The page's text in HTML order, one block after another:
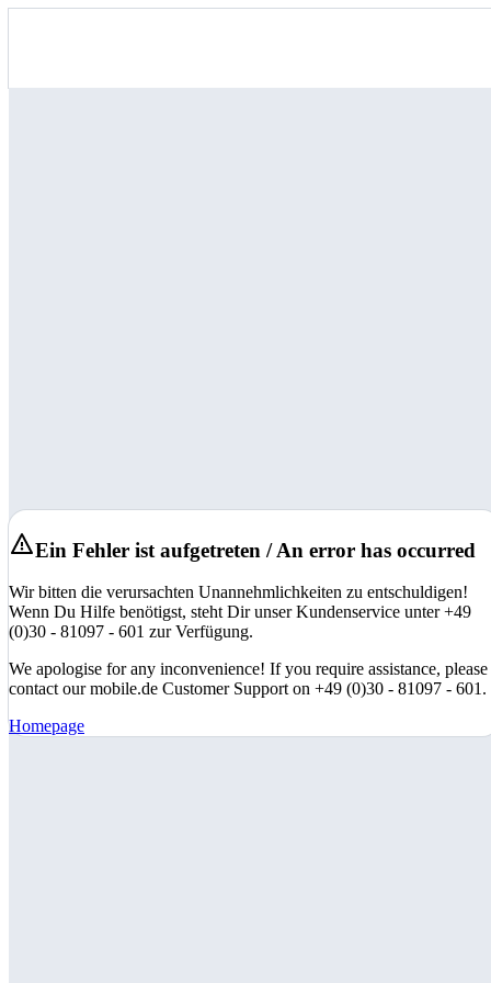
Ein Fehler ist aufgetreten / An error has occurred
Wir bitten die verursachten Unannehmlichkeiten zu entschuldigen!
Wenn Du Hilfe benötigst, steht Dir unser Kundenservice unter +49
(0)30 - 81097 - 601 zur Verfügung.
We apologise for any inconvenience! If you require assistance, please
contact our mobile.de Customer Support on +49 (0)30 - 81097 - 601.
Homepage